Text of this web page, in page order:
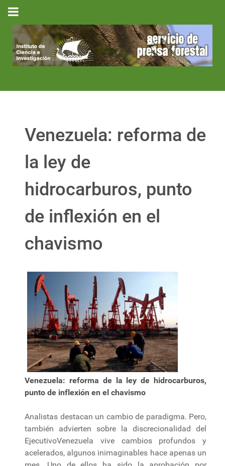
Venezuela: reforma de
la ley de
hidrocarburos, punto
de inflexión en el
chavismo
Venezuela: reforma de la ley de hidrocarburos,
punto de inflexión en el chavismo
Analistas destacan un cambio de paradigma. Pero,
también advierten sobre la discrecionalidad del
EjecutivoVenezuela vive cambios profundos y
acelerados, algunos inimaginables hace apenas un